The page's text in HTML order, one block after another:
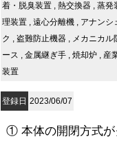
着・脱臭装置 , 熱交換器 , 蒸発
理装置 , 遠心分離機 , アナンシ
ク , 盗難防止機器 , メカニカル
ース , 金属継ぎ手 , 焼却炉 , 産
装置
登録日 2023/06/07
① 本体の開閉方式が